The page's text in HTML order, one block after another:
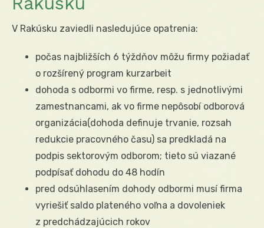
V Rakúsku zaviedli nasledujúce opatrenia:
počas najbližších 6 týždňov môžu firmy požiadať
o rozšírený program kurzarbeit
dohoda s odbormi vo firme, resp. s jednotlivými
zamestnancami, ak vo firme nepôsobí odborová
organizácia(dohoda definuje trvanie, rozsah
redukcie pracovného času) sa predkladá na
podpis sektorovým odborom; tieto sú viazané
podpísať dohodu do 48 hodín
pred odsúhlasením dohody odbormi musí firma
vyriešiť saldo plateného voľna a dovoleniek
z predchádzajúcich rokov